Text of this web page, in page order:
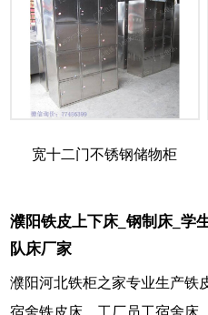
宽十二门不锈钢储物柜
濮阳铁皮上下床_钢制床_学
队床厂家
濮阳河北铁柜之家专业生产铁
宿舍铁皮床，工厂员工宿舍床